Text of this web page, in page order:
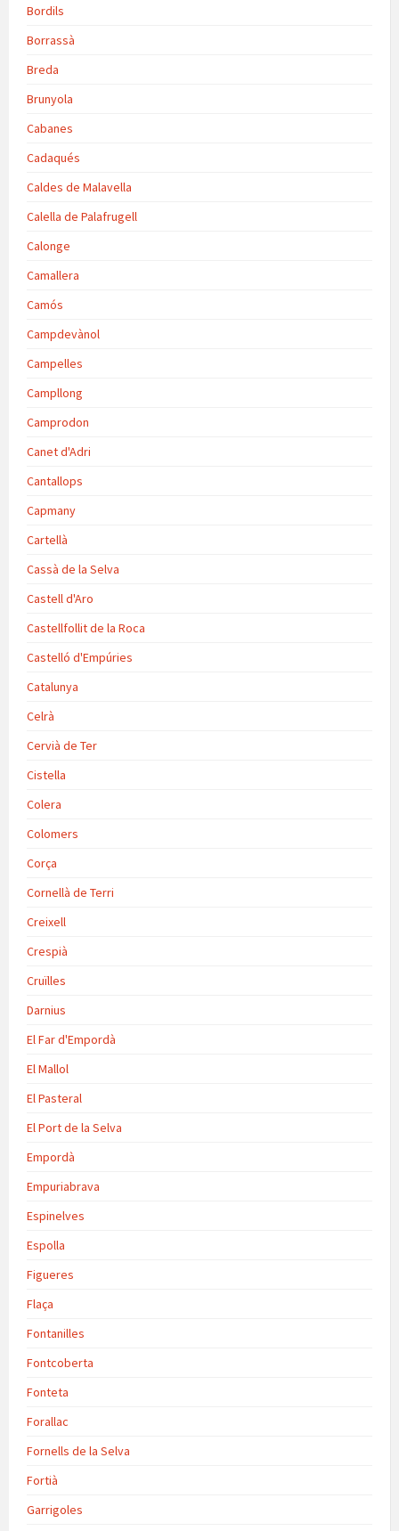
Bordils
Borrassà
Breda
Brunyola
Cabanes
Cadaqués
Caldes de Malavella
Calella de Palafrugell
Calonge
Camallera
Camós
Campdevànol
Campelles
Campllong
Camprodon
Canet d'Adri
Cantallops
Capmany
Cartellà
Cassà de la Selva
Castell d'Aro
Castellfollit de la Roca
Castelló d'Empúries
Catalunya
Celrà
Cervià de Ter
Cistella
Colera
Colomers
Corça
Cornellà de Terri
Creixell
Crespià
Cruïlles
Darnius
El Far d'Empordà
El Mallol
El Pasteral
El Port de la Selva
Empordà
Empuriabrava
Espinelves
Espolla
Figueres
Flaça
Fontanilles
Fontcoberta
Fonteta
Forallac
Fornells de la Selva
Fortià
Garrigoles